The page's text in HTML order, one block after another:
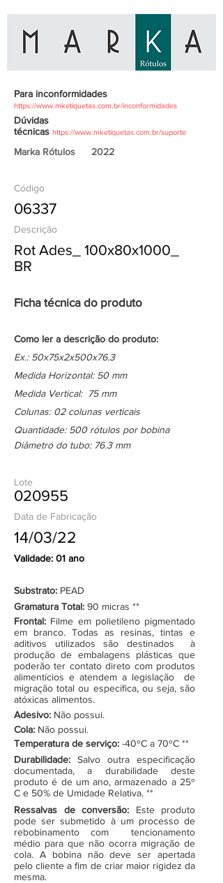
Para inconformidades
https://www.mketiquetas.com.br/inconformidades
Dúvidas
técnicas https://www.mketiquetas.com.br/suporte
Marka Rótulos 2022
Código
06337
Descrição
Rot Ades_ 100x80x1000_
BR
Ficha técnica do produto
Como ler a descrição do produto:
Ex.: 50x75x2x500x76.3
Medida Horizontal: 50 mm
Medida Vertical: 75 mm
Colunas: 02 colunas verticais
Quantidade: 500 rótulos por bobina
Diâmetro do tubo: 76.3 mm
Lote
020955
Data de Fabricação
14/03/22
Validade: 01 ano
Substrato: PEAD
Gramatura Total: 90 micras **
Frontal: Filme em polietileno pigmentado
em branco. Todas as resinas, tintas e
aditivos utilizados são destinados à
produção de embalagens plásticas que
poderão ter contato direto com produtos
alimentícios e atendem a legislação de
migração total ou específica, ou seja, são
atóxicas alimentos.
Adesivo: Não possui.
Cola: Não possui.
Temperatura de serviço: -40ºC a 70ºC **
Durabilidade: Salvo outra especificação
documentada, a durabilidade deste
produto é de um ano, armazenado a 25º
C e 50% de Umidade Relativa. **
Ressalvas de conversão: Este produto
pode ser submetido à um processo de
rebobinamento com tencionamento
médio para que não ocorra migração de
cola. A bobina não deve ser apertada
pelo cliente a fim de criar maior rigidez da
mesma.